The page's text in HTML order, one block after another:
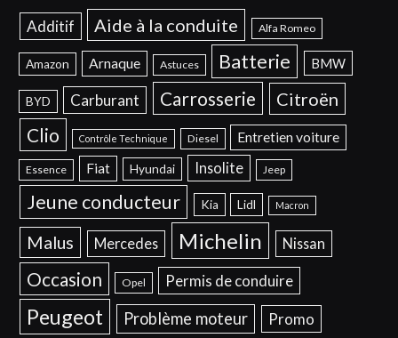
Additif Aide à la conduite Alfa Romeo
Amazon Arnaque Astuces Batterie BMW
BYD Carburant Carrosserie Citroën
Clio Contrôle Technique Diesel Entretien voiture
Essence Fiat Hyundai Insolite Jeep
Jeune conducteur Kia Lidl Macron
Malus Mercedes Michelin Nissan
Occasion Opel Permis de conduire
Peugeot Problème moteur Promo